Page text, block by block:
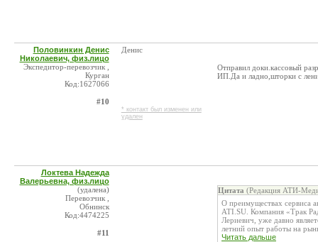
Половинкин Денис
Николаевич, физ.лицо
Экспедитор-перевозчик ,
Курган
Код:1627066
#10
Денис
* контакт был изменен или
удален
Отправил доки.кассовый
ИП.Да и ладно,шторки с
Локтева Надежда
Валерьевна, физ.лицо
(удалена)
Перевозчик ,
Обнинск
Код:4474225
#11
Цитата (Редакция АТИ-
О преимуществах сервиса
ATI.SU. Компания «Трак
Лериевич, уже давно
летний опыт работы на
Читать дальше